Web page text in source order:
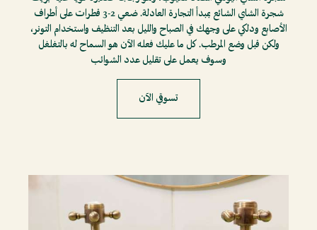
شجرة الشاي الشائع بمبدأ التجارة العادلة. ضعي 2-3 قطرات على أطراف
الأصابع ودلكي على وجهك في الصباح والليل بعد التنظيف واستخدام التونر،
ولكن قبل وضع المرطب. كل ما عليك فعله الآن هو السماح له بالتغلغل
وسوف يعمل على تقليل عدد الشوائب
تسوقي الآن